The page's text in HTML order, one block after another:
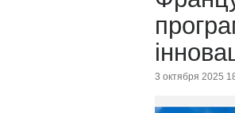
3 октября 2025